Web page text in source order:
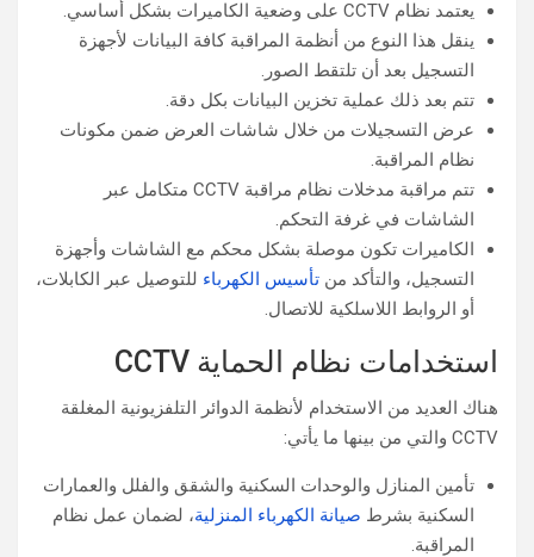
يعتمد نظام CCTV على وضعية الكاميرات بشكل أساسي.
ينقل هذا النوع من أنظمة المراقبة كافة البيانات لأجهزة
التسجيل بعد أن تلتقط الصور.
تتم بعد ذلك عملية تخزين البيانات بكل دقة.
عرض التسجيلات من خلال شاشات العرض ضمن مكونات
نظام المراقبة.
تتم مراقبة مدخلات نظام مراقبة CCTV متكامل عبر
الشاشات في غرفة التحكم.
الكاميرات تكون موصلة بشكل محكم مع الشاشات وأجهزة
التسجيل، والتأكد من تأسيس الكهرباء للتوصيل عبر الكابلات،
أو الروابط اللاسلكية للاتصال.
استخدامات نظام الحماية CCTV
هناك العديد من الاستخدام لأنظمة الدوائر التلفزيونية المغلقة
CCTV والتي من بينها ما يأتي:
تأمين المنازل والوحدات السكنية والشقق والفلل والعمارات
السكنية بشرط صيانة الكهرباء المنزلية، لضمان عمل نظام
المراقبة.